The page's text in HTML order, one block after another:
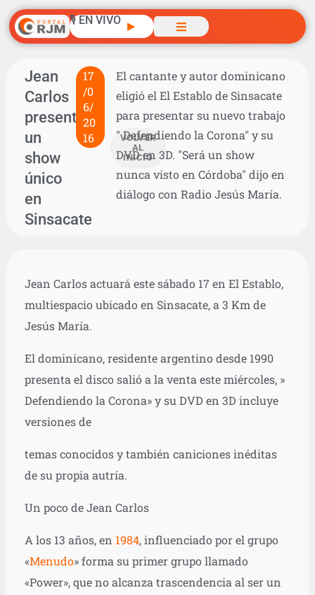
🎙️ EN VIVO ▶
Jean
Carlos
presenta
un
show
único
en
Sinsacate
17
/0
6/
20
16
VOLVER
AL
INICIO
El cantante y autor dominicano
eligió el El Establo de Sinsacate
para presentar su nuevo trabajo
" Defendiendo la Corona" y su
DVD en 3D. "Será un show
nunca visto en Córdoba" dijo en
diálogo con Radio Jesús María.
Jean Carlos actuará este sábado 17 en El Establo,
multiespacio ubicado en Sinsacate, a 3 Km de
Jesús María.
El dominicano, residente argentino desde 1990
presenta el disco salió a la venta este miércoles, »
Defendiendo la Corona» y su DVD en 3D incluye
versiones de
temas conocidos y también caniciones inéditas
de su propia autría.
Un poco de Jean Carlos
A los 13 años, en 1984, influenciado por el grupo
«Menudo» forma su primer grupo llamado
«Power», que no alcanza trascendencia al ser un